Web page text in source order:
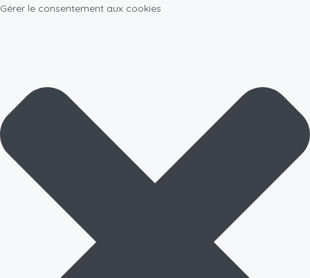
Gérer le consentement aux cookies